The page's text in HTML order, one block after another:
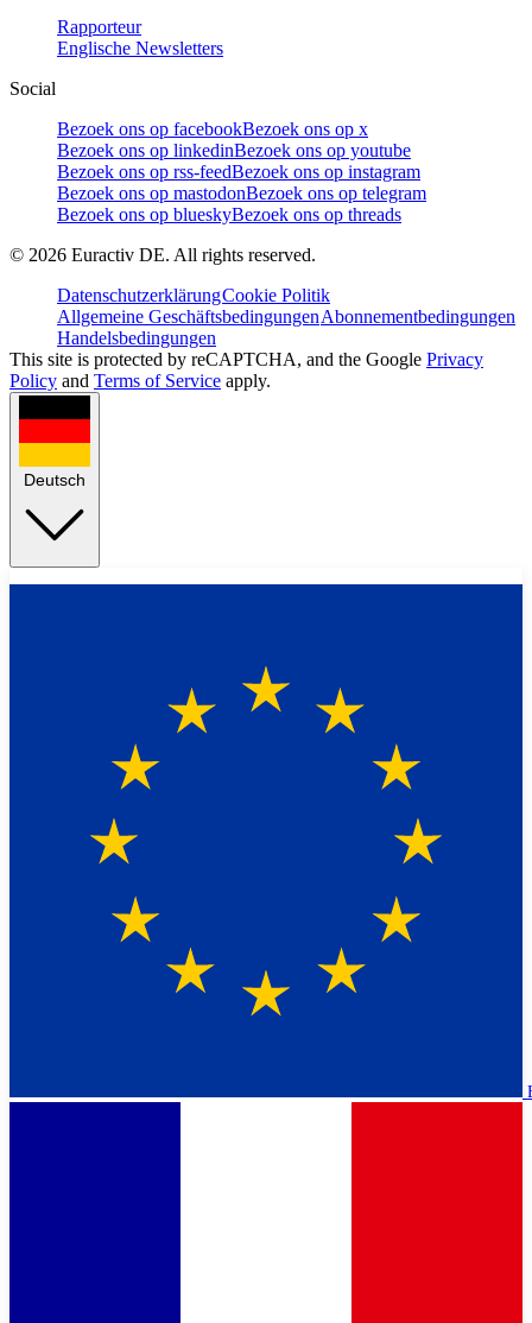
Rapporteur
Englische Newsletters
Social
Bezoek ons op facebookBezoek ons op x
Bezoek ons op linkedinBezoek ons op youtube
Bezoek ons op rss-feedBezoek ons op instagram
Bezoek ons op mastodonBezoek ons op telegram
Bezoek ons op blueskyBezoek ons op threads
© 2026 Euractiv DE. All rights reserved.
DatenschutzerklärungCookie Politik
Allgemeine GeschäftsbedingungenAbonnementbedingungen
Handelsbedingungen
This site is protected by reCAPTCHA, and the Google Privacy
Policy and Terms of Service apply.
Deutsch